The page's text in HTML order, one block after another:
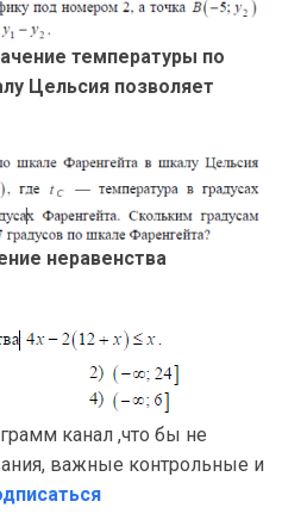
температуры по
Цельсия позволяет
неравенства
канал ,что бы не
важные контрольные и